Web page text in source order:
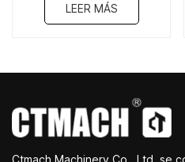
LEER MÁS
Ctmach Machinery Co., Ltd. se